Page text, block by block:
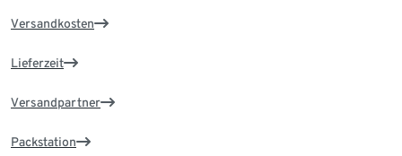
Versandkosten
Lieferzeit
Versandpartner
Packstation